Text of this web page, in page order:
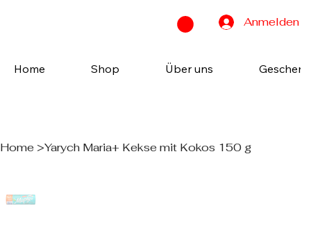
Anmelden
Home Shop Über uns
Home >Yarych Maria+ Kekse mit Kokos 150 g